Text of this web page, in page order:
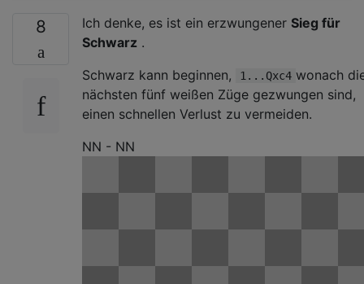
8 Ich denke, es ist ein erzwungener Sieg für
Schwarz .
Schwarz kann beginnen,
1...Qxc4 wonach
nächsten fünf weißen Züge gezwungen sind,
einen schnellen Verlust zu vermeiden.
NN - NN